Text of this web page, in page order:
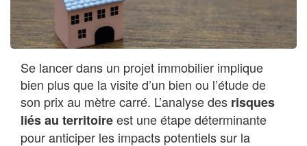
Se lancer dans un projet immobilier implique
bien plus que la visite d’un bien ou l’étude de
son prix au mètre carré. L’analyse des risques
liés au territoireest une étape déterminante
pour anticiper les impacts potentiels sur la